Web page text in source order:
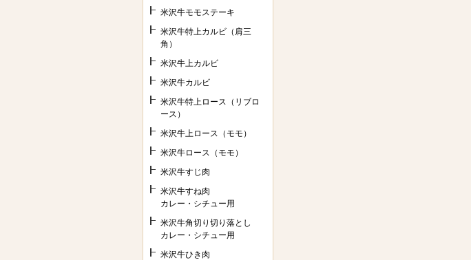
米沢牛モモステーキ
米沢牛特上カルビ（肩三
角）
米沢牛上カルビ
米沢牛カルビ
米沢牛特上ロース（リブロ
ース）
米沢牛上ロース（モモ）
米沢牛ロース（モモ）
米沢牛すじ肉
米沢牛すね肉
カレー・シチュー用
米沢牛角切り切り落とし
カレー・シチュー用
米沢牛ひき肉